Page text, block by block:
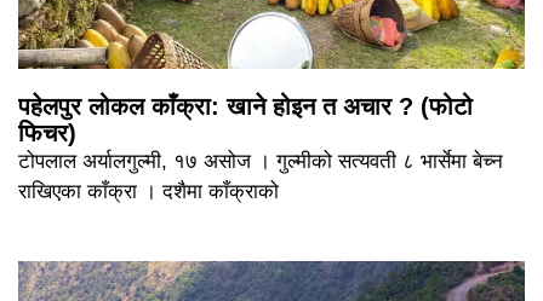
पहेलपुर लोकल काँक्रा: खाने होइन त अचार ? (फोटो
फिचर)
टोपलाल अर्यालगुल्मी, १७ असोज । गुल्मीको सत्यवती ८ भार्सेमा बेच्न
राखिएका काँक्रा । दशैमा काँक्राको